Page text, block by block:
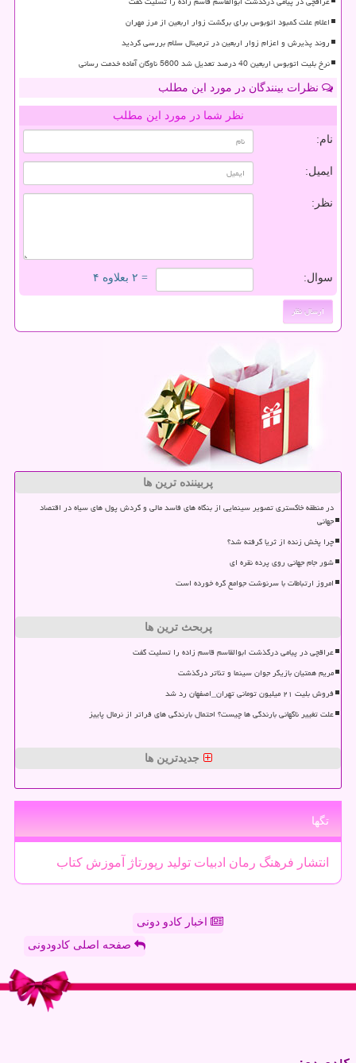
اعلام علت کمبود اتوبوس برای برگشت زوار اربعین از مرز مهران
روند پذیرش و اعزام زوار اربعین در ترمینال سلام بررسی گردید
نرخ بلیت اتوبوس اربعین 40 درصد تعدیل شد 5600 ناوگان آماده خدمت رسانی
نظرات بینندگان در مورد این مطلب
نظر شما در مورد این مطلب
نام:
ایمیل:
نظر:
سوال: = ۲ بعلاوه ۴
پربیننده ترین ها
در منطقه خاکستری تصویر سینمایی از بنگاه های فاسد مالی و گردش پول های سیاه در اقتصاد
جهانی
چرا پخش زنده از ثریا گرفته شد؟
شور جام جهانی روی پرده نقره ای
امروز ارتباطات با سرنوشت جوامع گره خورده است
پربحث ترین ها
عراقچی در پیامی درگذشت ابوالقاسم قاسم زاده را تسلیت گفت
مریم همتیان بازیگر جوان سینما و تئاتر درگذشت
فروش بلیت ۲۱ میلیون تومانی تهران_اصفهان رد شد
علت تغییر ناگهانی بارندگی ها چیست؟ احتمال بارندگی های فراتر از نرمال پاییز
جدیدترین ها
تگها
انتشار فرهنگ رمان ادبیات تولید رپورتاژ آموزش كتاب
اخبار کادو دونی
صفحه اصلی کادودونی